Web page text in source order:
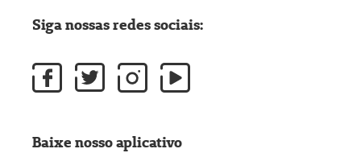
Siga nossas redes sociais:
Baixe nosso aplicativo